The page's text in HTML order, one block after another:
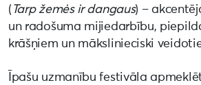
( Tarp žemės ir dangaus) –
un radošuma mijiedarbību,
krāšņiem un mākslinieciski
Īpašu uzmanību festivāla